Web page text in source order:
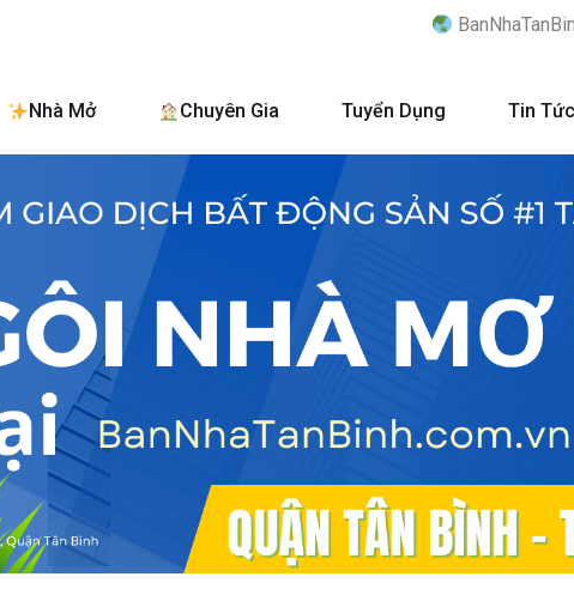
BanNhaTanBinh.Com.Vn - Kênh
Nhà Mở Chuyên Gia Tuyển Dụng Tin Tức